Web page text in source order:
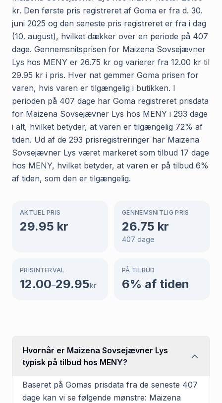
kr. Den første pris registreret af Goma er fra d. 30.
juni 2025 og den seneste pris registreret er fra i dag
(10. august), hvilket dækker over en periode på 407
dage. Gennemsnitsprisen for Maizena Sovsejævner
Lys hos MENY er 26.75 kr og varierer fra 12.00 kr til
29.95 kr i pris. Hver nat gemmer Goma prisen for
varen, hvis varen er tilgængelig i butikken. I
perioden på 407 dage har Goma registreret prisdata
for Maizena Sovsejævner Lys hos MENY i 293 dage
i alt, hvilket betyder, at varen er tilgængelig 72% af
tiden. Ud af de 293 prisregistreringer har Maizena
Sovsejævner Lys været markeret som tilbud 17 dage
hos MENY, hvilket betyder, at varen er på tilbud 6%
af tiden, som den er tilgængelig.
AKTUEL PRIS
29.95 kr
GENNEMSNITLIG PRIS
26.75 kr
407 dage
PRISINTERVAL
12.00–29.95kr
PÅ TILBUD
6% af tiden
Hvornår er Maizena Sovsejævner Lys
typisk på tilbud hos MENY?
Baseret på Gomas prisdata fra de seneste 407
dage kan vi se følgende mønstre: Maizena